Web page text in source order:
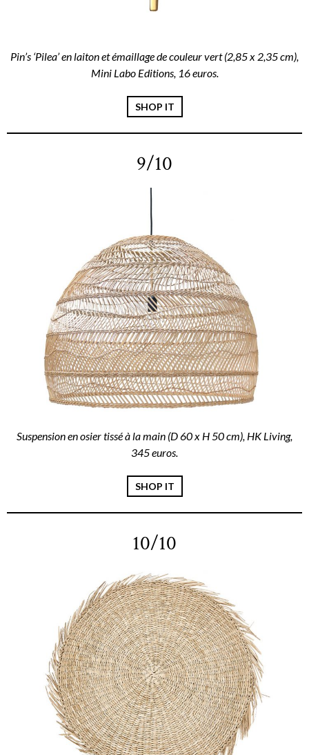
Pin’s ‘Pilea’ en laiton et émaillage de couleur vert (2,85 x 2,35 cm),
Mini Labo Editions, 16 euros.
SHOP IT
9/10
Suspension en osier tissé à la main (D 60 x H 50 cm), HK Living,
345 euros.
SHOP IT
10/10